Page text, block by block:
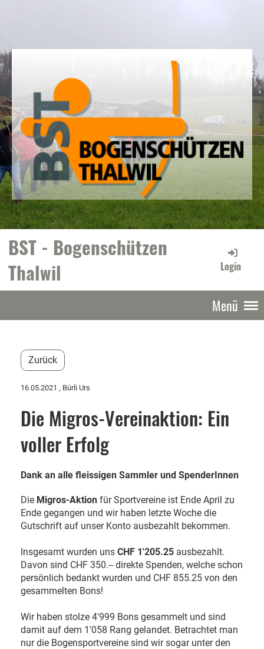
BST - Bogenschützen
Thalwil
Login
Menü
Zurück
16.05.2021 , Bürli Urs
Die Migros-Vereinaktion: Ein
voller Erfolg
Dank an alle fleissigen Sammler und SpenderInnen
Die Migros-Aktion für Sportvereine ist Ende April zu
Ende gegangen und wir haben letzte Woche die
Gutschrift auf unser Konto ausbezahlt bekommen.
Insgesamt wurden uns CHF 1'205.25 ausbezahlt.
Davon sind CHF 350.-- direkte Spenden, welche schon
persönlich bedankt wurden und CHF 855.25 von den
gesammelten Bons!
Wir haben stolze 4'999 Bons gesammelt und sind
damit auf dem 1'058 Rang gelandet. Betrachtet man
nur die Bogensportvereine sind wir sogar unter den